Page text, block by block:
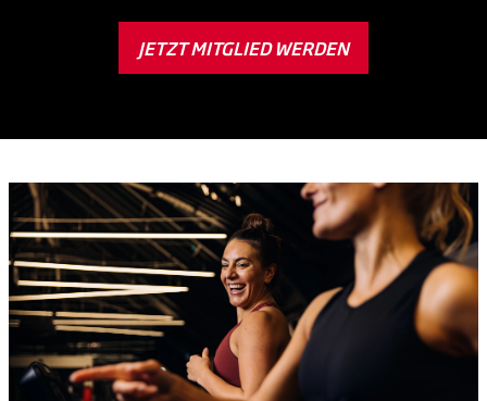
JETZT MITGLIED WERDEN